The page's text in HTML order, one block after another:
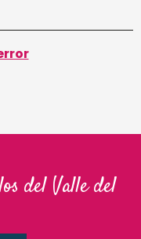
del Valle del